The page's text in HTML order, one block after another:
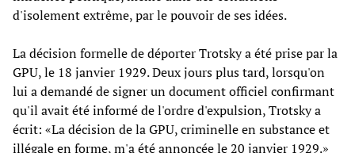
d'isolement extrême, par le pouvoir de ses idées.
La décision formelle de déporter Trotsky a été prise par la
GPU, le 18 janvier 1929. Deux jours plus tard, lorsqu'on
lui a demandé de signer un document officiel confirmant
qu'il avait été informé de l'ordre d'expulsion, Trotsky a
écrit: «La décision de la GPU, criminelle en substance et
illégale en forme, m'a été annoncée le 20 janvier 1929.»